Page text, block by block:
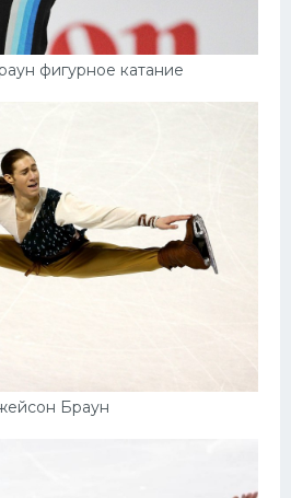
фигурное катание
Браун